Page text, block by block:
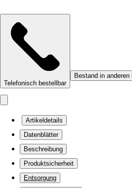
Telefonisch bestellbar
Bestand in
Artikeldetails
Datenblätter
Beschreibung
Produktsicherheit
Entsorgung